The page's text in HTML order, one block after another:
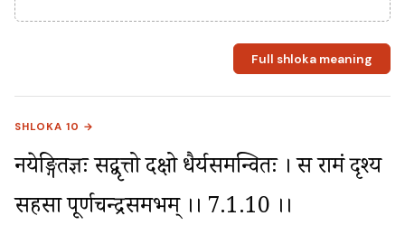
Full shloka meaning
SHLOKA 10 →
नयेङ्गितज्ञः सद्वृत्तो दक्षो धैर्यसमन्वितः । स रामं दृश्य
सहसा पूर्णचन्द्रसमप्रभम् ।। 7.1.10 ।।